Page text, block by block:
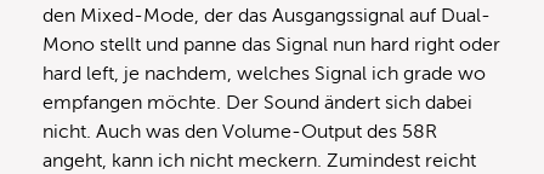
den Mixed-Mode, der das Ausgangssignal auf Dual-
Mono stellt und panne das Signal nun hard right oder
hard left, je nachdem, welches Signal ich grade wo
empfangen möchte. Der Sound ändert sich dabei
nicht. Auch was den Volume-Output des 58R
angeht, kann ich nicht meckern. Zumindest reicht